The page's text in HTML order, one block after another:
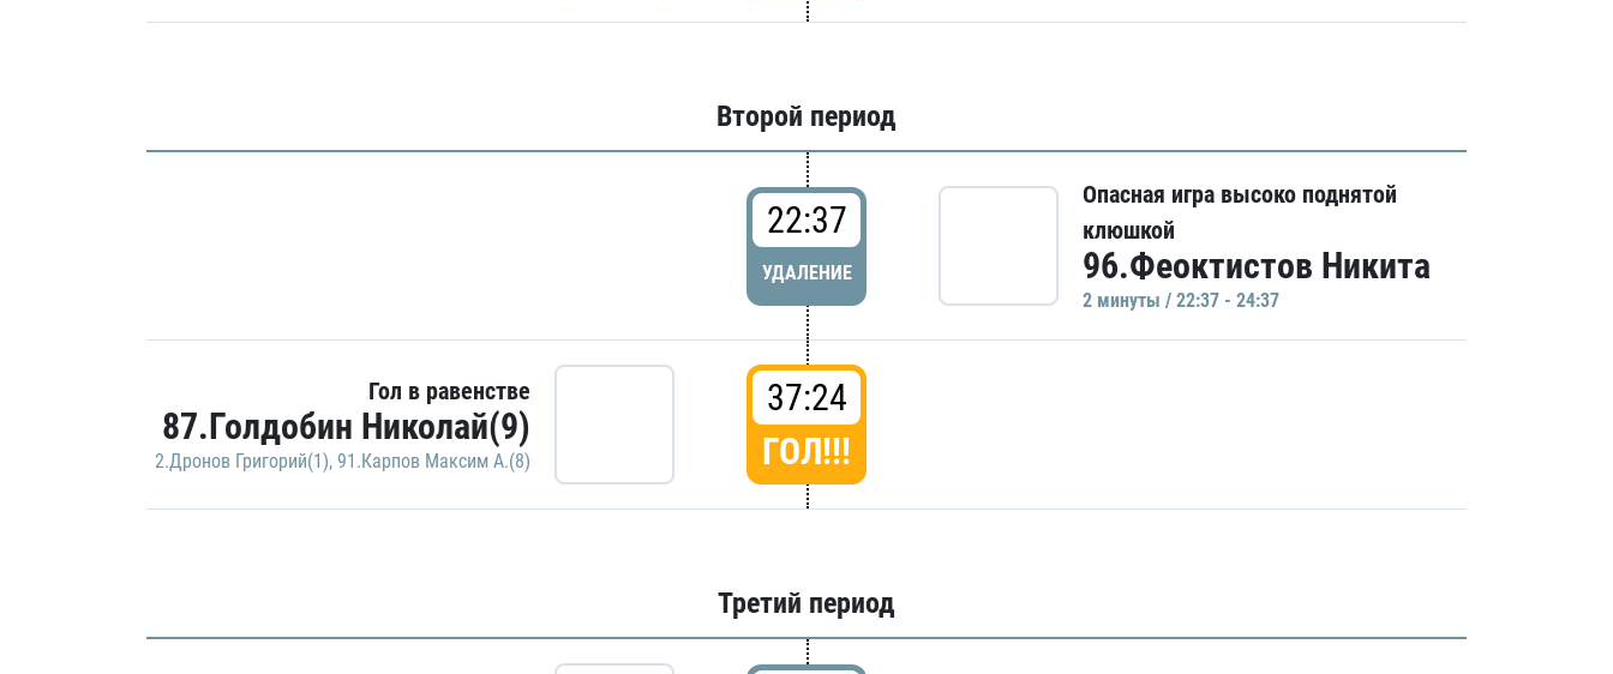
Второй период
22:37
УДАЛЕНИЕ
Опасная игра высоко поднятой
клюшкой
96.Феоктистов Никита
2 минуты / 22:37 - 24:37
Гол в равенстве
87.Голдобин Николай(9)
2.Дронов Григорий(1), 91.Карпов Максим А.(8)
37:24
ГОЛ!!!
Третий период